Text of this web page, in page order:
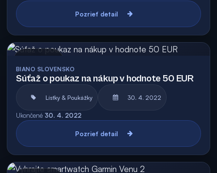
Pozrieť detail
BIANO SLOVENSKO
Súťaž o poukaz na nákup v hodnote 50 EUR
Lístky & Poukážky 30. 4. 2022
Ukončené 30. 4. 2022
Pozrieť detail